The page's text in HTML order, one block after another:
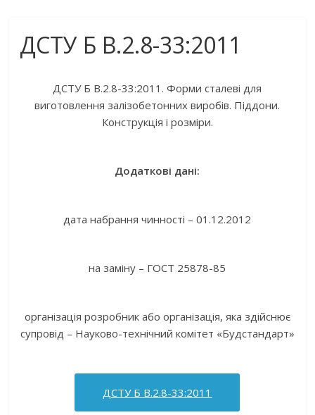
ДСТУ Б В.2.8-33:2011
ДСТУ Б В.2.8-33:2011. Форми сталеві для
виготовлення залізобетонних виробів. Піддони.
Конструкція і розміри.
Додаткові дані:
дата набрання чинності – 01.12.2012
на заміну – ГОСТ 25878-85
організація розробник або організація, яка здійснює
супровід – Науково-технічний комітет «Будстандарт»
ДСТУ Б В.2.8-33:2011